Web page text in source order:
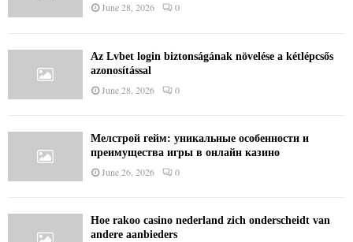
June 28, 2026 0
Az Lvbet login biztonságának növelése a kétlépcsős
azonosítással
June 28, 2026 0
Мелстрой гейм: уникальные особенности и
преимущества игры в онлайн казино
June 26, 2026 0
Hoe rakoo casino nederland zich onderscheidt van
andere aanbieders